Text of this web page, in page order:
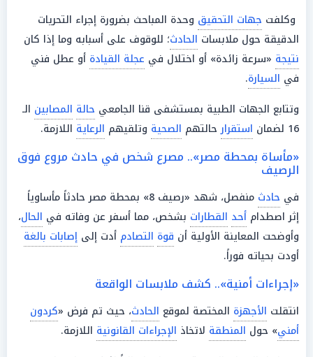
وكلفت جهات التحقيق وحدة المباحث بضرورة إجراء التحريات
الدقيقة حول ملابسات الحادث؛ للوقوف على أسبابه وما إذا كان
نتيجة «سرعة زائدة» أو اختلال في عجلة القيادة أو عطل فني
في السيارة.
وتتابع الجهات الطبية بمستشفى قنا الجامعي حالة المصابين الـ
16 لضمان
استقرارحالتهم الصحية وتلقيهم الرعاية اللازمة.
«مأساة بمحطة مصر».. مصرع شخص في حادث مروع فوق
الرصيف
في حادث
منفصل، شهد «رصيف 8» بمحطة مصر حادثاً مأساوياً
إثر اصطدام أحد القطارات بشخص، مما أسفر عن وفاته في الحال،
وأوضحت المعاينة الأولية أن قوة التصادم أدت إلى إصابات بالغة
أودت بحياته فوراً.
«إجراءات أمنية».. كشف ملابسات الواقعة
انتقلت الأجهزة المختصة لموقع الحادث، حيث تم فرض «كردون
أمني» حول المنطقة لاتخاذ الإجراءات القانونية اللازمة.